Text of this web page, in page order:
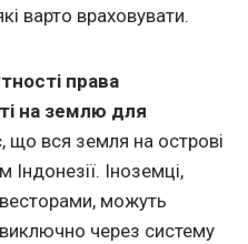
варто враховувати.
права
на землю для
що вся земля на острові
Іноземці,
можуть
через систему